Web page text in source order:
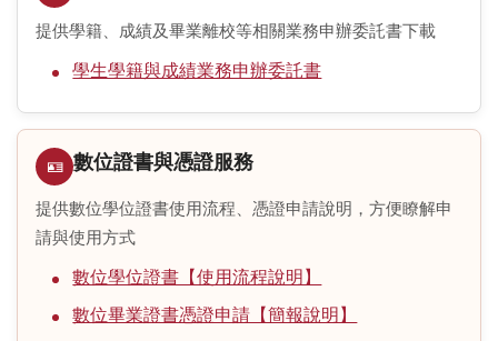
自動繳費機服務專區
統計資料
本組位置圖
提供學籍、成績及畢業離校等相關業務申辦委託書下載
學生學籍與成績業務申辦委託書
🪪 數位證書與憑證服務
提供數位學位證書使用流程、憑證申請說明，方便瞭解申
請與使用方式
數位學位證書【使用流程說明】
數位畢業證書憑證申請【簡報說明】